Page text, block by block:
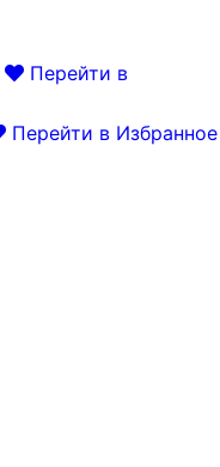
Перейти в
Перейти в Избранное